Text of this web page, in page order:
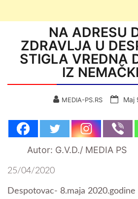
NA ADRESU
ZDRAVLJA U
STIGLA VREDNA
IZ
MEDIA-PS.RS Мај
Autor: G.V.D./ MEDIA PS
25/04/2020
Despotovac- 8.maja 2020.godine